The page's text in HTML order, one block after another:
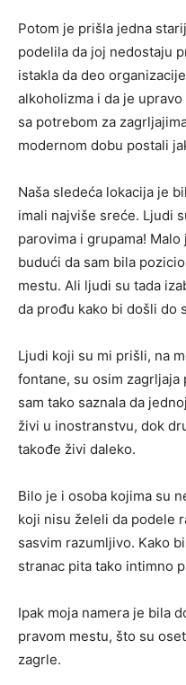
Potom je prišla jedna
podelila da joj nedostaju
istakla da deo
alkoholizma i da je
sa potrebom za
modernom dobu postali
Naša sledeća lokacija je
imali najviše sreće. Ljudi
parovima i grupama!
budući da sam bila
mestu. Ali ljudi su tada
da prođu kako bi došli do
Ljudi koji su mi prišli, na
fontane, su osim
sam tako saznala da
živi u inostranstvu, dok
takođe živi daleko.
Bilo je i osoba kojima su
koji nisu želeli da podele
sasvim razumljivo. Kako
stranac pita tako intimno
Ipak moja namera je bila
pravom mestu, što su
zagrle.